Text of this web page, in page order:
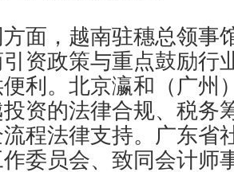
面，越南驻穗总领事
资政策与重点鼓励行
利。北京瀛和（广州
资的法律合规、税务
程法律支持。广东省
委员会、致同会计师